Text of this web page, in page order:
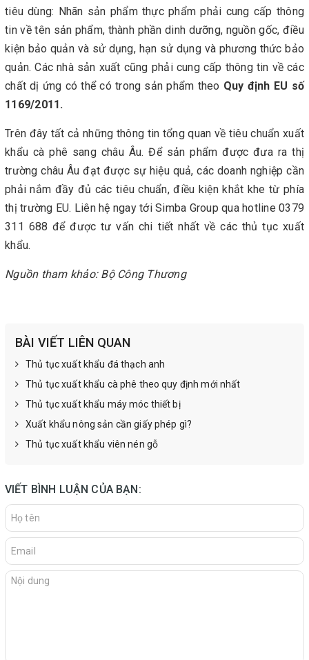
tiêu dùng: Nhãn sản phẩm thực phẩm phải cung cấp thông
tin về tên sản phẩm, thành phần dinh dưỡng, nguồn gốc, điều
kiện bảo quản và sử dụng, hạn sử dụng và phương thức bảo
quản. Các nhà sản xuất cũng phải cung cấp thông tin về các
chất dị ứng có thể có trong sản phẩm theo Quy định EU số
1169/2011.
Trên đây tất cả những thông tin tổng quan về tiêu chuẩn xuất
khẩu cà phê sang châu Âu. Để sản phẩm được đưa ra thị
trường châu Âu đạt được sự hiệu quả, các doanh nghiệp cần
phải nắm đầy đủ các tiêu chuẩn, điều kiện khắt khe từ phía
thị trường EU. Liên hệ ngay tới Simba Group qua hotline 0379
311 688 để được tư vấn chi tiết nhất về các thủ tục xuất
khẩu.
Nguồn tham khảo: Bộ Công Thương
BÀI VIẾT LIÊN QUAN
Thủ tục xuất khẩu đá thạch anh
Thủ tục xuất khẩu cà phê theo quy định mới nhất
Thủ tục xuất khẩu máy móc thiết bị
Xuất khẩu nông sản cần giấy phép gì?
Thủ tục xuất khẩu viên nén gỗ
VIẾT BÌNH LUẬN CỦA BẠN: